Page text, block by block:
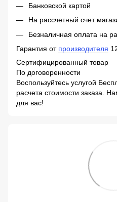
Банковской картой
На рассчетный счет
Безналичная оплата на
Гарантия от производителя
Сертифицированный товар
По договоренности
Воспользуйтесь услугой
расчета стоимости заказа.
для вас!